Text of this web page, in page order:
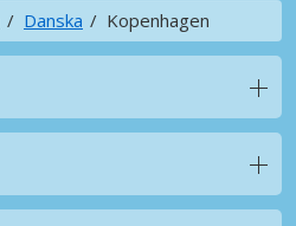
Danska Kopenhagen